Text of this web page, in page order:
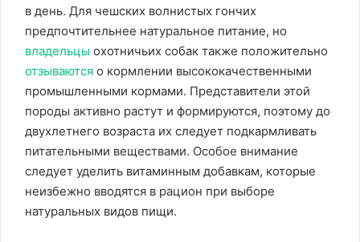
в день. Для чешских волнистых гончих
предпочтительнее натуральное питание, но
владельцы охотничьих собак также положительно
отзываются о кормлении высококачественными
промышленными кормами. Представители этой
породы активно растут и формируются, поэтому до
двухлетнего возраста их следует подкармливать
питательными веществами. Особое внимание
следует уделить витаминным добавкам, которые
неизбежно вводятся в рацион при выборе
натуральных видов пищи.